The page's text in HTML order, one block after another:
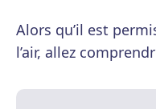
Alors qu’il est
l’air, allez